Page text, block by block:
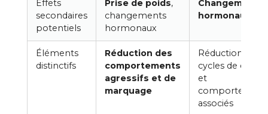
Effets
secondaires
potentiels
Prise de poids,
changements
hormonaux
Changements
hormonaux
Éléments
distinctifs
Réduction des
comportements
agressifs et de
marquage
Réduction des
cycles de
et
associés